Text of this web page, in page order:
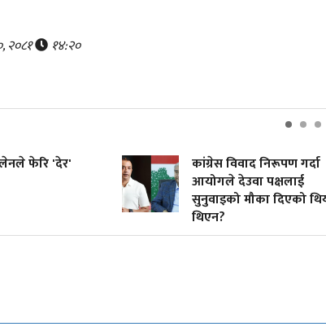
२०८१ १४:२०
फेरि 'देर'
कांग्रेस विवाद निरूपण गर्दा
आयोगले देउवा पक्षलाई
सुनुवाइको मौका दिएको
थिएन?